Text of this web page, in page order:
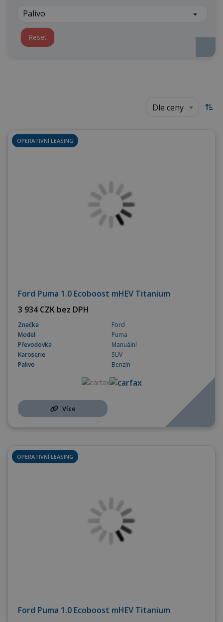
Palivo
Reset
Dle ceny
OPERATIVNÍ LEASING
Ford Puma 1.0 Ecoboost mHEV Titanium
3 934 CZK bez DPH
Značka
Ford
Model
Puma
Převodovka
Manuální
Karoserie
SUV
Palivo
Benzín
Více
OPERATIVNÍ LEASING
Ford Puma 1.0 Ecoboost mHEV Titanium